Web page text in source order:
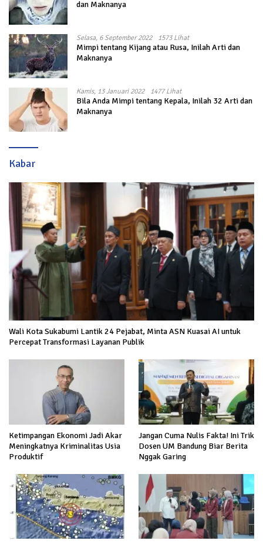
dan Maknanya
Selasa, 6 September 2022 1573 Lihat
Mimpi tentang Kijang atau Rusa, Inilah Arti dan
Maknanya
Kamis, 13 Januari 2022 1477 Lihat
Bila Anda Mimpi tentang Kepala, Inilah 32 Arti dan
Maknanya
Kabar
Wali Kota Sukabumi Lantik 24 Pejabat, Minta ASN Kuasai AI untuk
Percepat Transformasi Layanan Publik
Ketimpangan Ekonomi Jadi Akar
Meningkatnya Kriminalitas Usia
Produktif
Jangan Cuma Nulis Fakta! Ini Trik
Dosen UM Bandung Biar Berita
Nggak Garing